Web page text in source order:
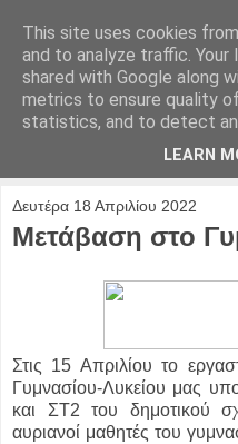
Δευτέρα 18 Απριλίου 2022
Μετάβαση στο
Στις 15 Απριλίου το
Γυμνασίου-Λυκείου μας
και ΣΤ2 του δημοτικού
αυριανοί μαθητές του
This site uses cookies
and to analyze traffic. Your
shared with Google along
metrics to ensure quality
statistics, and to detect
LEARN